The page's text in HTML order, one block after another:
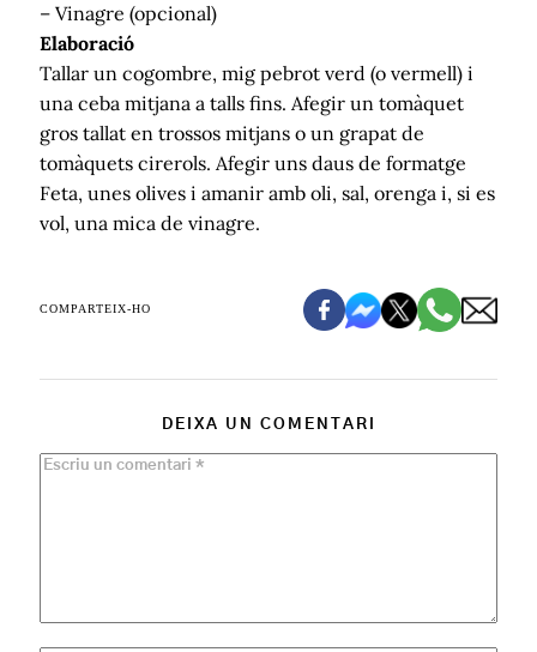
– Vinagre (opcional)
Elaboració
Tallar un cogombre, mig pebrot verd (o vermell) i
una ceba mitjana a talls fins. Afegir un tomàquet
gros tallat en trossos mitjans o un grapat de
tomàquets cirerols. Afegir uns daus de formatge
Feta, unes olives i amanir amb oli, sal, orenga i, si es
vol, una mica de vinagre.
COMPARTEIX-HO
DEIXA UN COMENTARI